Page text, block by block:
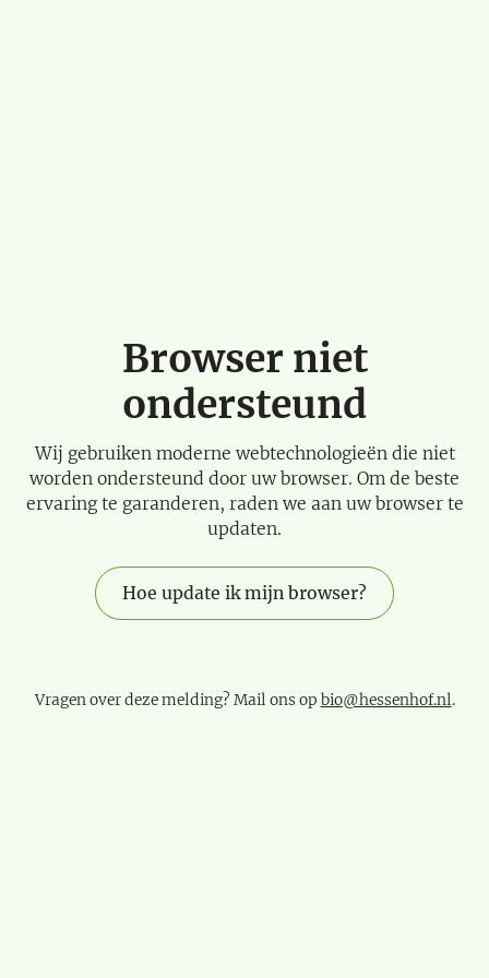
Browser niet
ondersteund
Wij gebruiken moderne webtechnologieën die niet
worden ondersteund door uw browser. Om de beste
ervaring te garanderen, raden we aan uw browser te
updaten.
Hoe update ik mijn browser?
Vragen over deze melding? Mail ons op bio@hessenhof.nl.